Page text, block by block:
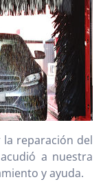
reparación del
a nuestra
y ayuda.